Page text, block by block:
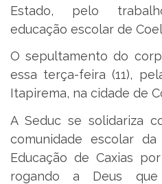
Estado, pelo
educação escolar de
O sepultamento do
essa terça-feira (11),
Itapirema, na cidade de
A Seduc se solidariza
comunidade escolar
Educação de Caxias
rogando a Deus